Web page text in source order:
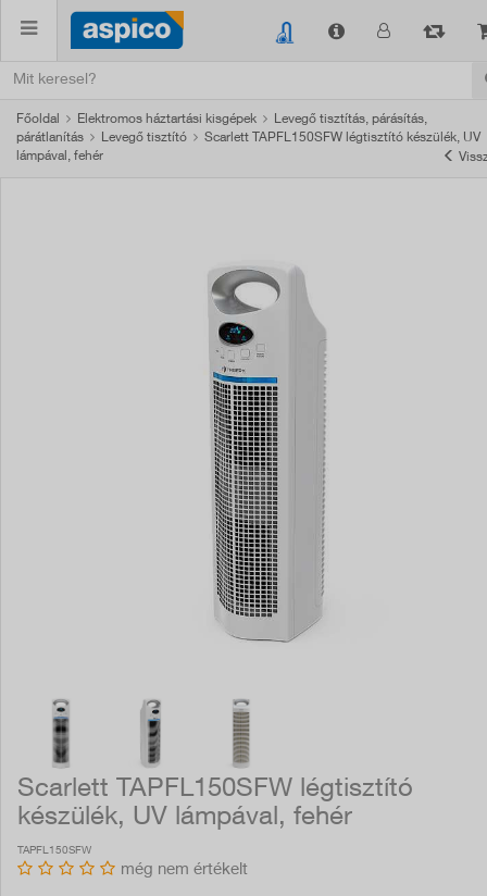
Főoldal Elektromos háztartási kisgépek
Levegő tisztítás, párásítás,
párátlanítás
Levegő tisztító
Scarlett TAPFL150SFW légtisztító készülék, UV
lámpával, fehér
Scarlett TAPFL150SFW légtisztító
készülék, UV lámpával, fehér
TAPFL150SFW
még nem értékelt